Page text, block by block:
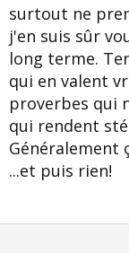
surtout ne
j'en suis sûr
long terme.
qui en valent
proverbes qui
qui rendent
Généralement
...et puis rien!